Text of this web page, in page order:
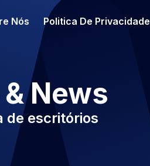
Nós Politica De Privacidade
News
de escritórios